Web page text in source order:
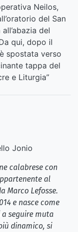
Neilos,
del San
del
qui, dopo il
spostata verso
tappa del
e Liturgia”
Jonio
calabrese con
al
Marco Lefosse.
e nasce come
seguire muta
dinamico, si